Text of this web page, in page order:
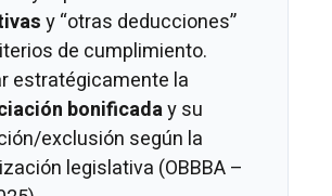
y “otras deducciones”
de cumplimiento.
estratégicamente la
bonificaday su
exclusión según la
legislativa (OBBBA –